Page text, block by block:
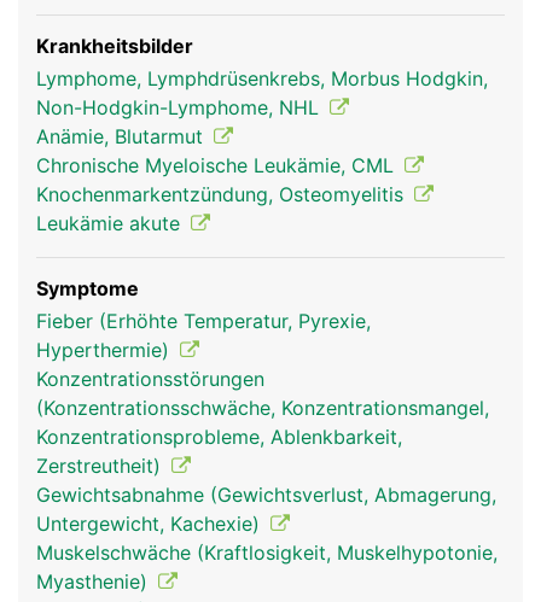
Wirbelsäule.
Krankheitsbilder
Lymphome, Lymphdrüsenkrebs, Morbus Hodgkin,
Non-Hodgkin-Lymphome, NHL
Anämie, Blutarmut
Chronische Myeloische Leukämie, CML
Knochenmarkentzündung, Osteomyelitis
Leukämie akute
Symptome
Fieber (Erhöhte Temperatur, Pyrexie,
Hyperthermie)
Konzentrationsstörungen
(Konzentrationsschwäche, Konzentrationsmangel,
Konzentrationsprobleme, Ablenkbarkeit,
Zerstreutheit)
Gewichtsabnahme (Gewichtsverlust, Abmagerung,
Untergewicht, Kachexie)
Muskelschwäche (Kraftlosigkeit, Muskelhypotonie,
Myasthenie)